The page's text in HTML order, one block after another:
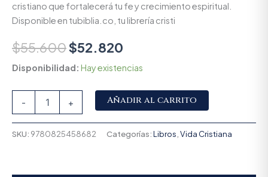
cristiano que fortalecerá tu fe y crecimiento espiritual.
Disponible en tubiblia.co, tu librería cristi
$55.600$52.820
Disponibilidad: Hay existencias
- + Añadir al carrito
SKU: 9780825458682 Categorías:Libros Vida Cristiana